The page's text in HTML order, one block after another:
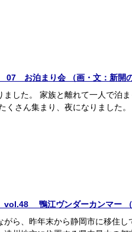
お泊まり会 （画・文：新開の
した。 家族と離れて一人で泊
くさん集まり、夜になりました
鴨江ヴンダーカンマー （
ら、昨年末から静岡市に移住